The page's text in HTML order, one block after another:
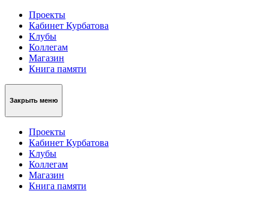
Проекты
Кабинет Курбатова
Клубы
Коллегам
Магазин
Книга памяти
Закрыть меню
Проекты
Кабинет Курбатова
Клубы
Коллегам
Магазин
Книга памяти